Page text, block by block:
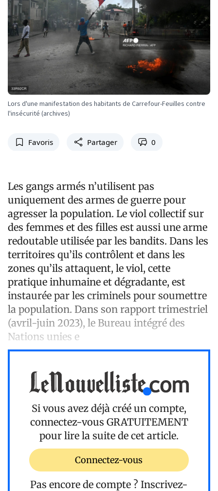
Lors d'une manifestation des habitants de Carrefour-Feuilles contre
l'insécurité (archives)
Favoris Partager 0
Les gangs armés n’utilisent pas
uniquement des armes de guerre pour
agresser la population. Le viol collectif sur
des femmes et des filles est aussi une arme
redoutable utilisée par les bandits. Dans les
territoires qu’ils contrôlent et dans les
zones qu’ils attaquent, le viol, cette
pratique inhumaine et dégradante, est
instaurée par les criminels pour soumettre
la population. Dans son rapport trimestriel
(avril-juin 2023), le Bureau intégré des
Nations unies e
Si vous avez déjà créé un compte,
connectez-vous GRATUITEMENT
pour lire la suite de cet article.
Connectez-vous
Pas encore de compte ? Inscrivez-